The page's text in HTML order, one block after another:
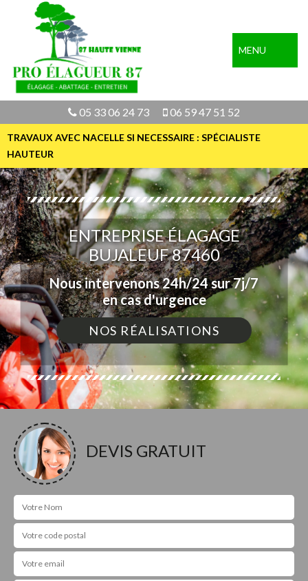
MENU
05 33 06 24 73 06 59 47 51 52
TRAVAUX AVEC NACELLE SI NECESSAIRE : SPÉCIALISTE
HAUTEUR
ENTREPRISE ÉLAGAGE
BUJALEUF 87460
Nous intervenons 24h/24 sur 7j/7
en cas d'urgence
NOS RÉALISATIONS
DEVIS GRATUIT